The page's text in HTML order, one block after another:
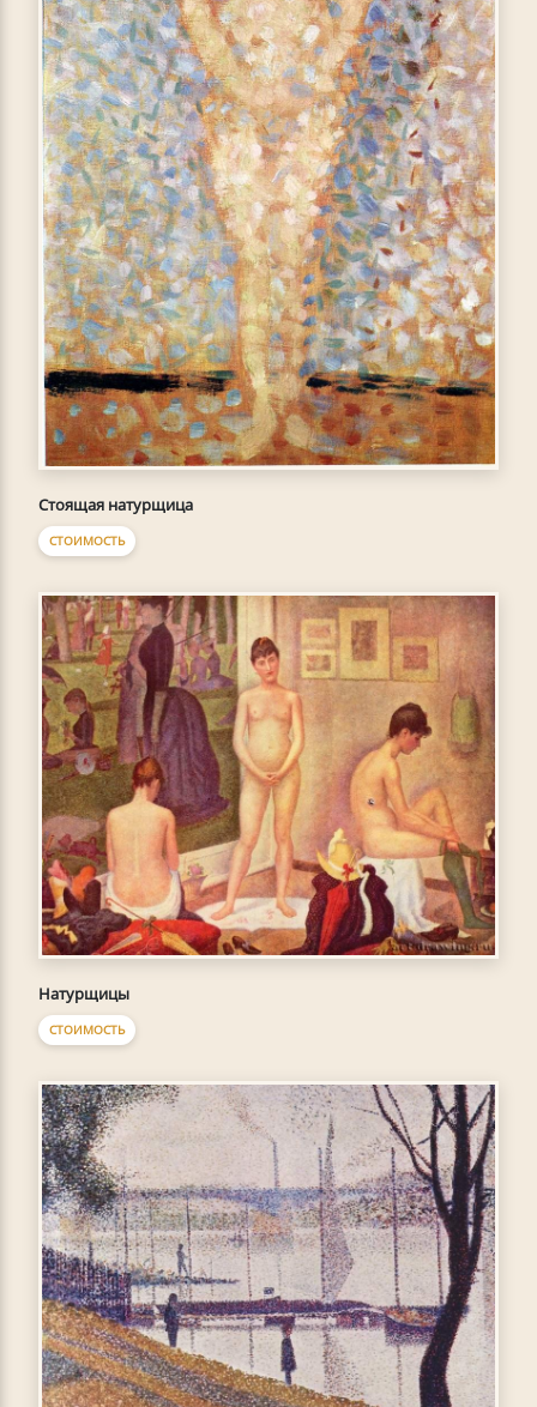
Стоящая натурщица
СТОИМОСТЬ
Натурщицы
СТОИМОСТЬ